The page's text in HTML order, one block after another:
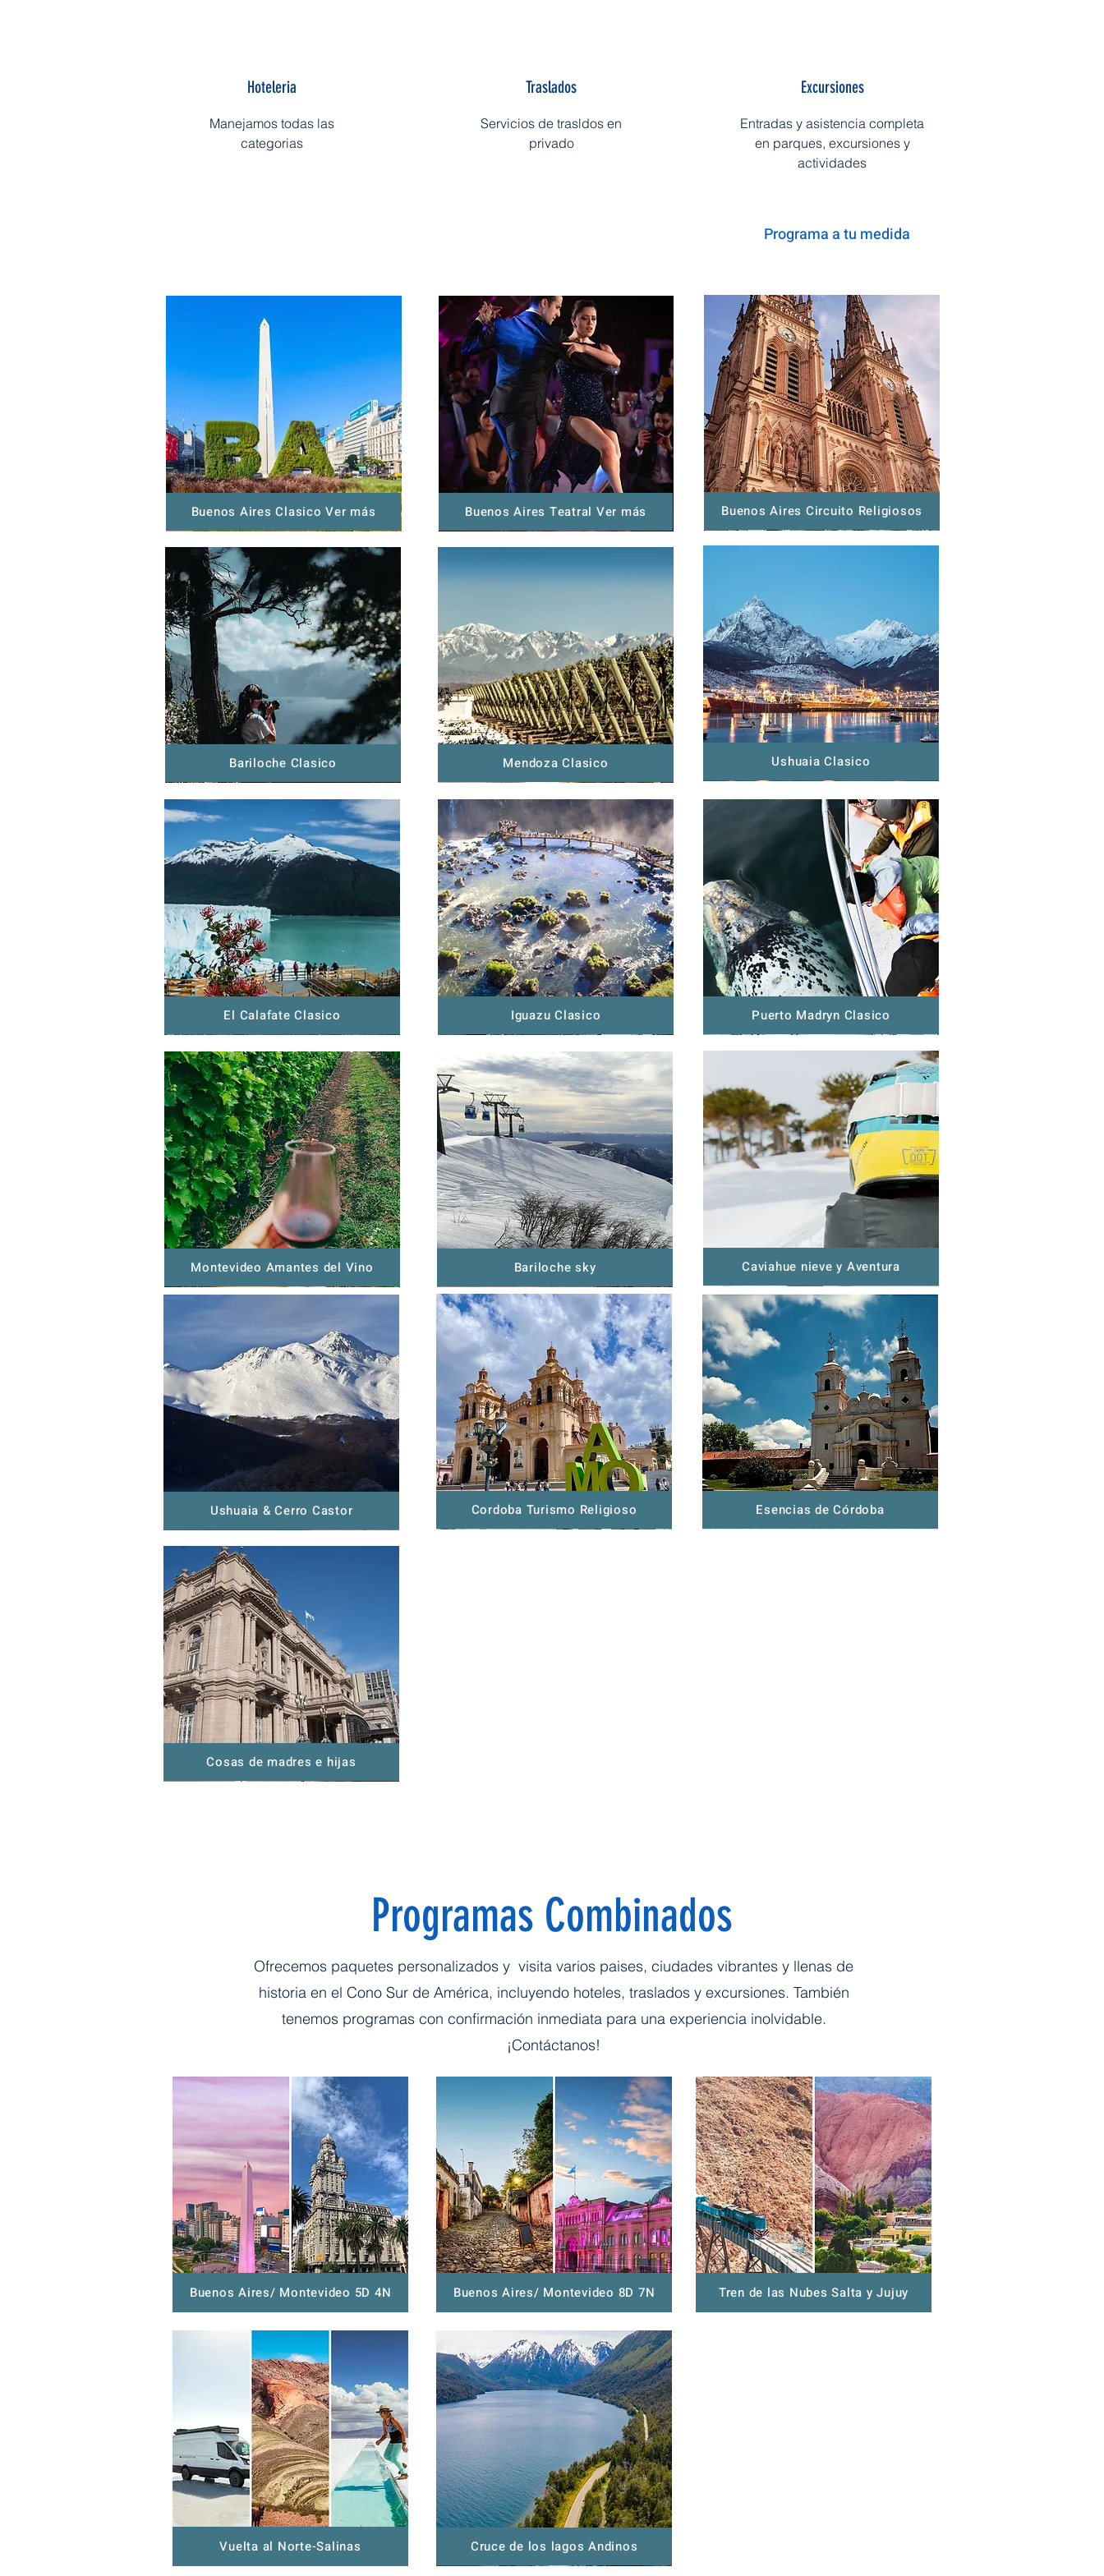
Hoteleria
Manejamos todas las
categorias
Traslados
Servicios de trasldos en
privado
Excursiones
Entradas y asistencia completa
en parques, excursiones y
actividades
Programa a tu medida
Buenos Aires Clasico Ver más
Bariloche Clasico
El Calafate Clasico
Montevideo Amantes del Vino
Ushuaia & Cerro Castor
Buenos Aires Teatral Ver más
Mendoza Clasico
Iguazu Clasico
Bariloche sky
Cordoba Turismo Religioso
Buenos Aires Circuito Religiosos
Ushuaia Clasico
Puerto Madryn Clasico
Caviahue nieve y Aventura
Esencias de Córdoba
Cosas de madres e hijas
Programas Combinados
Ofrecemos paquetes personalizados y visita varios paises, ciudades vibrantes y llenas de
historia en el Cono Sur de América, incluyendo hoteles, traslados y excursiones. También
tenemos programas con confirmación inmediata para una experiencia inolvidable.
¡Contáctanos!
Buenos Aires/ Montevideo 5D 4N
Vuelta al Norte-Salinas
Buenos Aires/ Montevideo 8D 7N Tren de las Nubes Salta y Jujuy
Cruce de los lagos Andinos